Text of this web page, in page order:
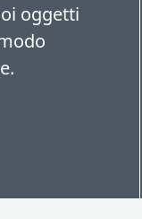
oggetti